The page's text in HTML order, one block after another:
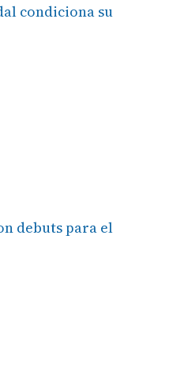
condiciona su
debuts para el